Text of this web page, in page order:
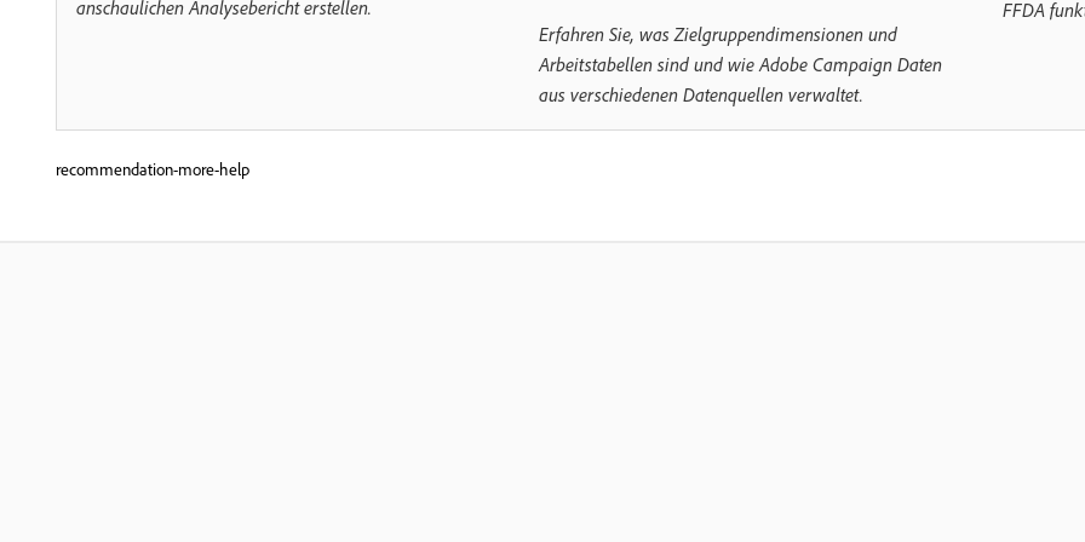
anschaulichen Analysebericht erstellen.
Erfahren Sie, was Zielgruppendimensionen und
Arbeitstabellen sind und wie Adobe Campaign Daten
aus verschiedenen Datenquellen verwaltet.
FFDA
recommendation-more-help